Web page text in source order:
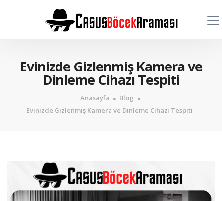
Evinizde Gizlenmiş Kamera ve
Dinleme Cihazı Tespiti
Anasayfa
Blog
Evinizde Gizlenmiş Kamera ve Dinleme Cihazı Tespiti